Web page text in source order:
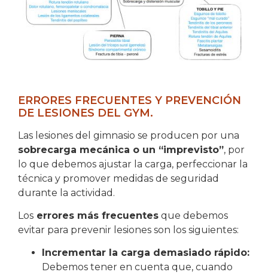
ERRORES FRECUENTES Y PREVENCIÓN
DE LESIONES DEL GYM.
Las lesiones del gimnasio se producen por una
sobrecarga mecánica o un “imprevisto”, por
lo que debemos ajustar la carga, perfeccionar la
técnica y promover medidas de seguridad
durante la actividad.
Los errores más frecuentes que debemos
evitar para prevenir lesiones son los siguientes:
Incrementar la carga demasiado rápido:
Debemos tener en cuenta que, cuando